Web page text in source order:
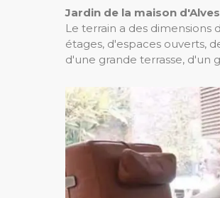
Jardin de la maison d'Alves
Le terrain a des dimensions
étages, d'espaces ouverts,
d'une grande terrasse, d'un